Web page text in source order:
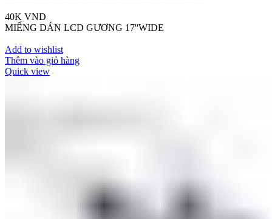
40K VND
MIẾNG DÁN LCD GƯƠNG 17''WIDE
Add to wishlist
Thêm vào giỏ hàng
Quick view